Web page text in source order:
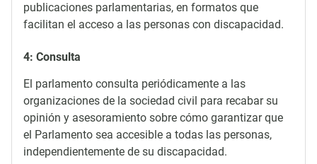
publicaciones parlamentarias, en formatos que
facilitan el acceso a las personas con discapacidad.
4: Consulta
El parlamento consulta periódicamente a las
organizaciones de la sociedad civil para recabar su
opinión y asesoramiento sobre cómo garantizar que
el Parlamento sea accesible a todas las personas,
independientemente de su discapacidad.